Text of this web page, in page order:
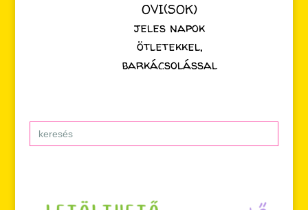
OVI(SOK)
jeles napok
ötletekkel,
barkácsolással
Search
for: